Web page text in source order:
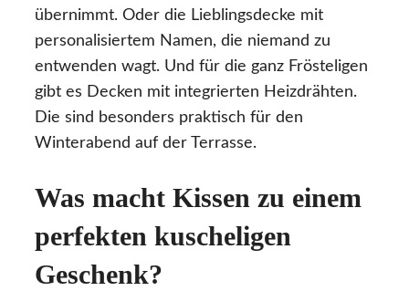
übernimmt. Oder die Lieblingsdecke mit
personalisiertem Namen, die niemand zu
entwenden wagt. Und für die ganz Frösteligen
gibt es Decken mit integrierten Heizdrähten.
Die sind besonders praktisch für den
Winterabend auf der Terrasse.
Was macht Kissen zu einem
perfekten kuscheligen
Geschenk?